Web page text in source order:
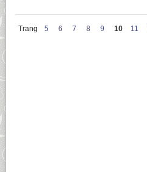
Trang 5 6 7 8 9 10 11